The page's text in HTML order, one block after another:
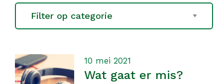
Wat gaat er mis?
10 mei 2021